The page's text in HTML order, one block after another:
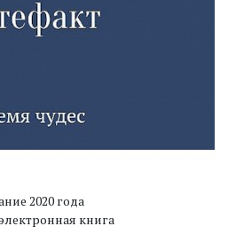
2020 года
книга